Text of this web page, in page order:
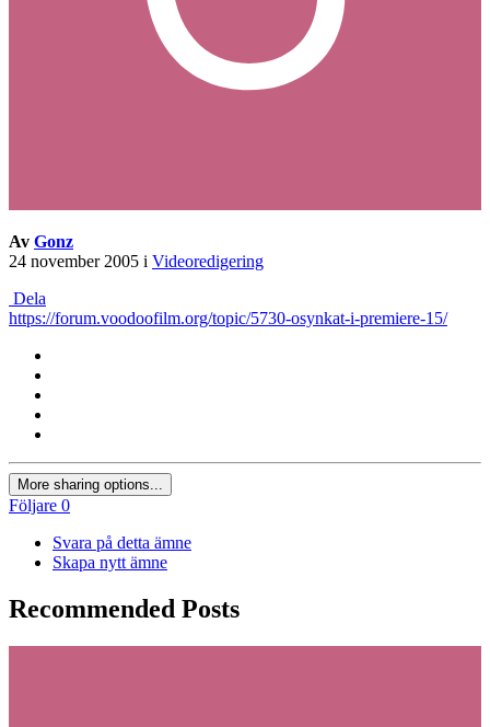
Av Gonz
24 november 2005 i Videoredigering
Dela
https://forum.voodoofilm.org/topic/5730-osynkat-i-premiere-15/
More sharing options...
Följare 0
Svara på detta ämne
Skapa nytt ämne
Recommended Posts